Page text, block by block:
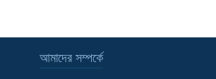
আমাদের সম্পর্কে